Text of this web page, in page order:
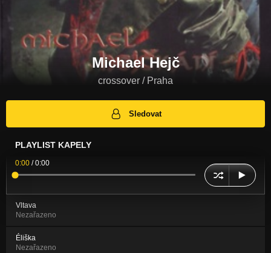
Michael Hejč
crossover / Praha
Sledovat
PLAYLIST KAPELY
0:00 /0:00
Vltava
Nezařazeno
Éliška
Nezařazeno